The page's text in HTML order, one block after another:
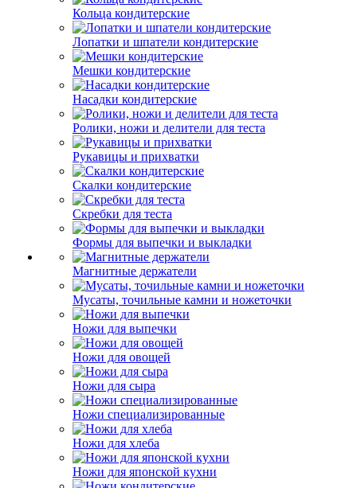
Кольца кондитерские
Лопатки и шпатели кондитерские
Мешки кондитерские
Насадки кондитерские
Ролики, ножи и делители для теста
Рукавицы и прихватки
Скалки кондитерские
Скребки для теста
Формы для выпечки и выкладки
Магнитные держатели
Мусаты, точильные камни и ножеточки
Ножи для выпечки
Ножи для овощей
Ножи для сыра
Ножи специализированные
Ножи для хлеба
Ножи для японской кухни